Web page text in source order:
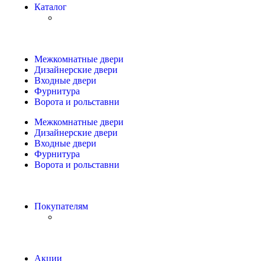
Каталог
Межкомнатные двери
Дизайнерские двери
Входные двери
Фурнитура
Ворота и рольставни
Межкомнатные двери
Дизайнерские двери
Входные двери
Фурнитура
Ворота и рольставни
Покупателям
Акции